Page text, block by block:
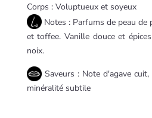
Corps : Voluptueux et soyeux
Notes : Parfums de peau de
et toffee. Vanille douce et
noix.
Saveurs : Note d'agave
minéralité subtile